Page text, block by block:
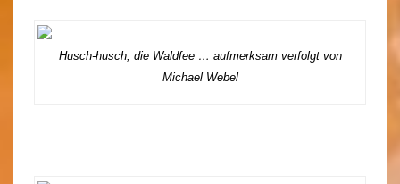
Husch-husch, die Waldfee … aufmerksam verfolgt von
Michael Webel